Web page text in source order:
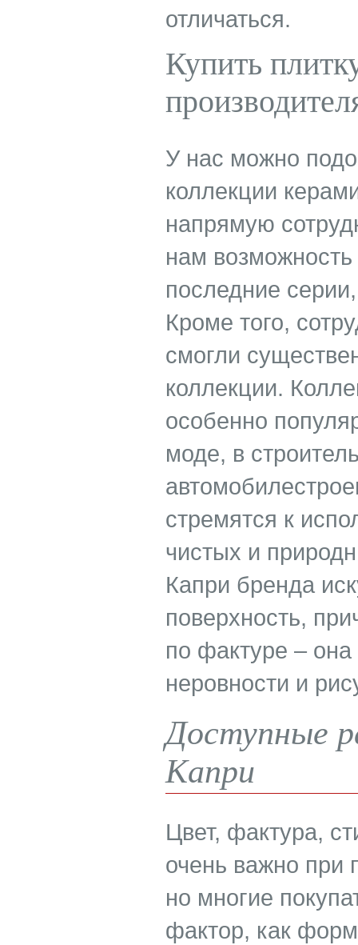
отличаться.
Купить
У нас можно
коллекции
напрямую
нам
последние
Кроме того,
смогли
коллекции.
особенно
моде, в
стремятся к
чистых и
Капри бренда
поверхность,
по фактуре –
неровности и
Доступные
Капри
Цвет, фактура,
очень важно при
но многие
фактор, как